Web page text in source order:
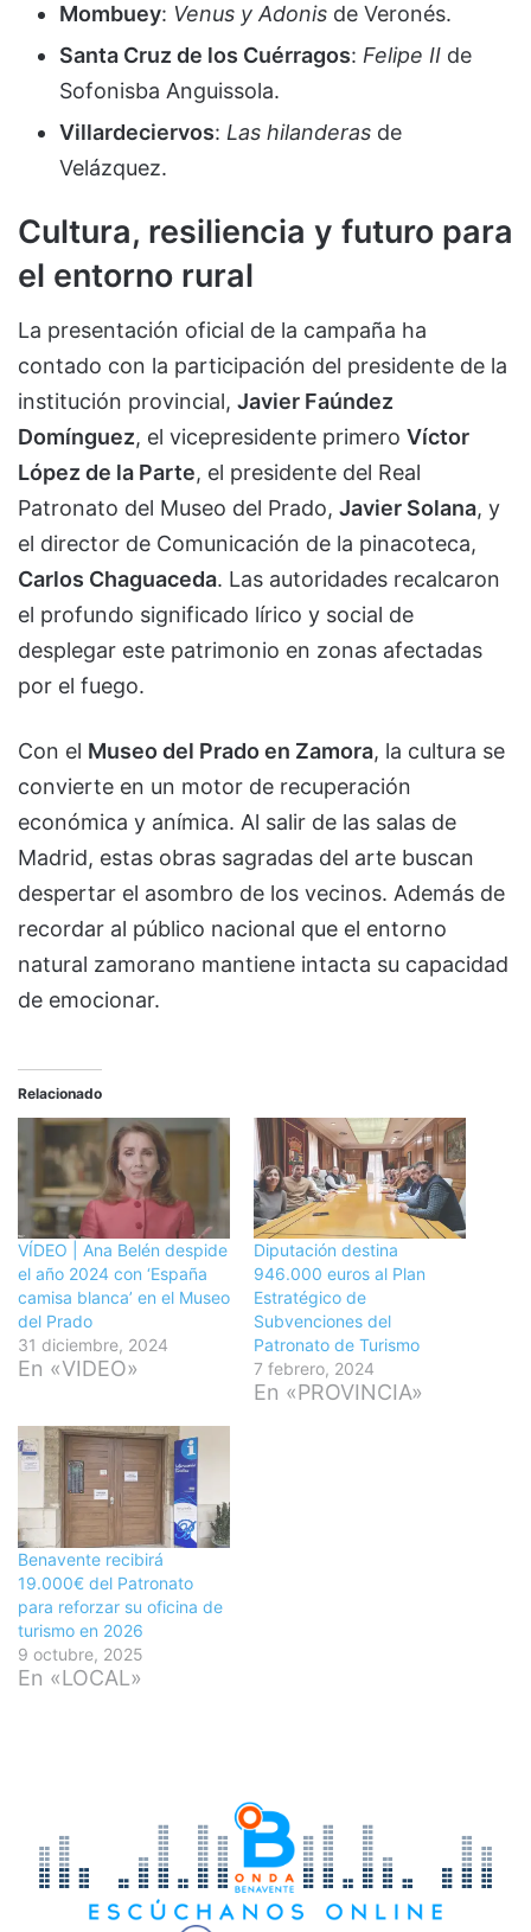
Mombuey: Venus y Adonis de Veronés.
Santa Cruz de los Cuérragos: Felipe II de
Sofonisba Anguissola.
Villardeciervos: Las hilanderas de
Velázquez.
Cultura, resiliencia y futuro para
el entorno rural
La presentación oficial de la campaña ha
contado con la participación del presidente de la
institución provincial, Javier Faúndez
Domínguez, el vicepresidente primero Víctor
López de la Parte, el presidente del Real
Patronato del Museo del Prado, Javier Solana, y
el director de Comunicación de la pinacoteca,
Carlos Chaguaceda. Las autoridades recalcaron
el profundo significado lírico y social de
desplegar este patrimonio en zonas afectadas
por el fuego.
Con el Museo del Prado en Zamora, la cultura se
convierte en un motor de recuperación
económica y anímica. Al salir de las salas de
Madrid, estas obras sagradas del arte buscan
despertar el asombro de los vecinos. Además de
recordar al público nacional que el entorno
natural zamorano mantiene intacta su capacidad
de emocionar.
Relacionado
VÍDEO | Ana Belén despide
el año 2024 con ‘España
camisa blanca’ en el Museo
del Prado
31 diciembre, 2024
En «VIDEO»
Diputación destina
946.000 euros al Plan
Estratégico de
Subvenciones del
Patronato de Turismo
7 febrero, 2024
En «PROVINCIA»
Benavente recibirá
19.000€ del Patronato
para reforzar su oficina de
turismo en 2026
9 octubre, 2025
En «LOCAL»